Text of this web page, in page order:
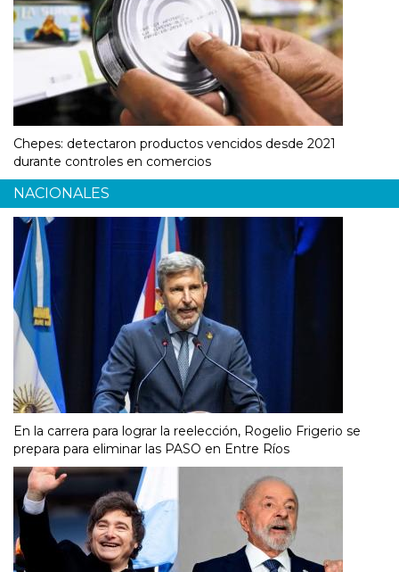
Chepes: detectaron productos vencidos desde 2021
durante controles en comercios
NACIONALES
En la carrera para lograr la reelección, Rogelio Frigerio se
prepara para eliminar las PASO en Entre Ríos